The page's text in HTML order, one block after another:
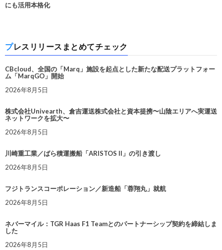
にも活用本格化
プレスリリースまとめてチェック
CBcloud、全国の「Marq」施設を起点とした新たな配送プラットフォー
ム「MarqGO」開始
2026年8月5日
株式会社Univearth、倉吉運送株式会社と資本提携〜山陰エリアへ実運送
ネットワークを拡大〜
2026年8月5日
川崎重工業／ばら積運搬船「ARISTOS II」の引き渡し
2026年8月5日
フジトランスコーポレーション／新造船「蓉翔丸」就航
2026年8月5日
ネバーマイル：TGR Haas F1 Teamとのパートナーシップ契約を締結しま
した
2026年8月5日